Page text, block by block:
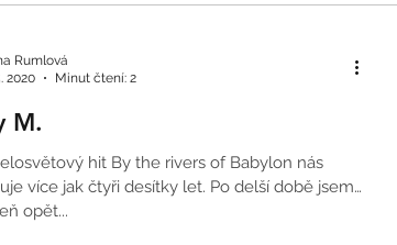
Rumlová
2020
Minut čtení: 2
M.
hit By the rivers of Babylon nás
více jak čtyři desítky let. Po delší době jsem
opět...